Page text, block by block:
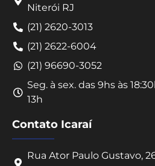
Niterói RJ
(21) 2620-3013
(21) 2622-6004
(21) 96690-3052
Seg. à sex. das 9hs às
13h
Contato Icaraí
Rua Ator Paulo Gustavo,